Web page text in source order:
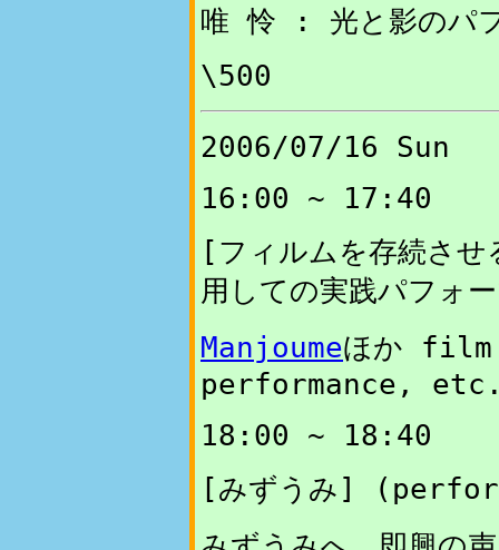
唯 怜 : 光と影のパ
\500
2006/07/16 Sun
16:00 ~ 17:40
[フィルムを存続さ
用しての実践パフォ
Manjoumeほか
performance,
18:00 ~ 18:40
[みずうみ]